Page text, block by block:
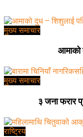
मुख्य समाचार
आमाको
मुख्य समाचार
३ जना फरार
राष्ट्रिय